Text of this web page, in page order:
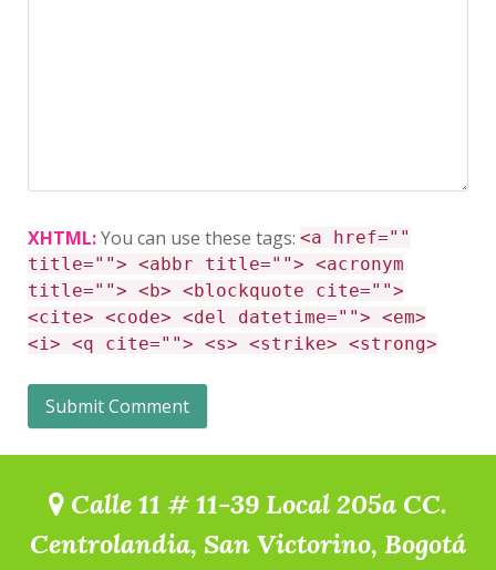
XHTML:You can use these tags: <a href=""
title=""> <abbr title=""> <acronym
title=""> <b> <blockquote cite="">
<cite> <code> <del datetime=""> <em>
<i> <q cite=""> <s> <strike> <strong>
Calle 11 # 11-39 Local 205a CC.
Centrolandia, San Victorino, Bogotá